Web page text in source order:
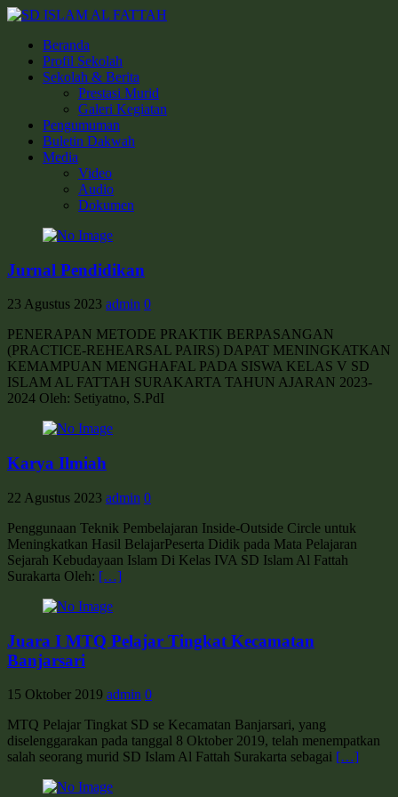
Beranda
Profil Sekolah
Sekolah & Berita
Prestasi Murid
Galeri Kegiatan
Pengumuman
Buletin Dakwah
Media
Video
Audio
Dokumen
Jurnal Pendidikan
23 Agustus 2023 admin 0
PENERAPAN METODE PRAKTIK BERPASANGAN
(PRACTICE-REHEARSAL PAIRS) DAPAT MENINGKATKAN
KEMAMPUAN MENGHAFAL PADA SISWA KELAS V SD
ISLAM AL FATTAH SURAKARTA TAHUN AJARAN 2023-
2024 Oleh: Setiyatno, S.PdI
Karya Ilmiah
22 Agustus 2023 admin 0
Penggunaan Teknik Pembelajaran Inside-Outside Circle untuk
Meningkatkan Hasil BelajarPeserta Didik pada Mata Pelajaran
Sejarah Kebudayaan Islam Di Kelas IVA SD Islam Al Fattah
Surakarta Oleh: […]
Juara I MTQ Pelajar Tingkat Kecamatan
Banjarsari
15 Oktober 2019 admin 0
MTQ Pelajar Tingkat SD se Kecamatan Banjarsari, yang
diselenggarakan pada tanggal 8 Oktober 2019, telah menempatkan
salah seorang murid SD Islam Al Fattah Surakarta sebagai […]